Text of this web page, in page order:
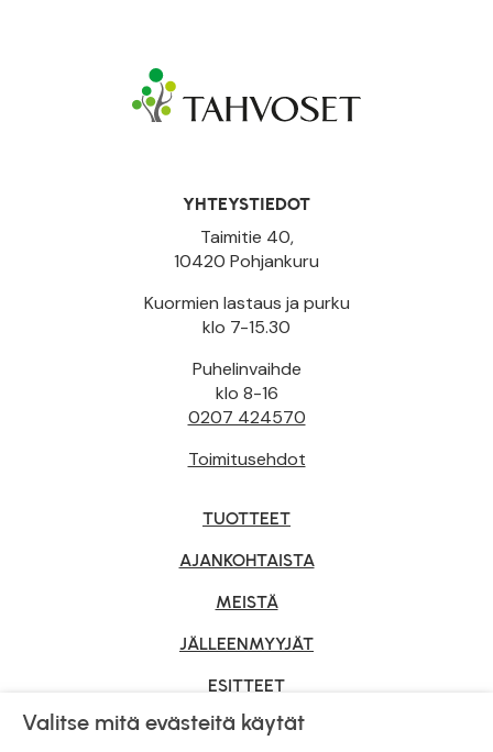
YHTEYSTIEDOT
Taimitie 40,
10420 Pohjankuru
Kuormien lastaus ja purku
klo 7-15.30
Puhelinvaihde
klo 8-16
0207 424570
Toimitusehdot
TUOTTEET
AJANKOHTAISTA
MEISTÄ
JÄLLEENMYYJÄT
ESITTEET
YRITYSMYYNTI
Valitse mitä evästeitä käytät